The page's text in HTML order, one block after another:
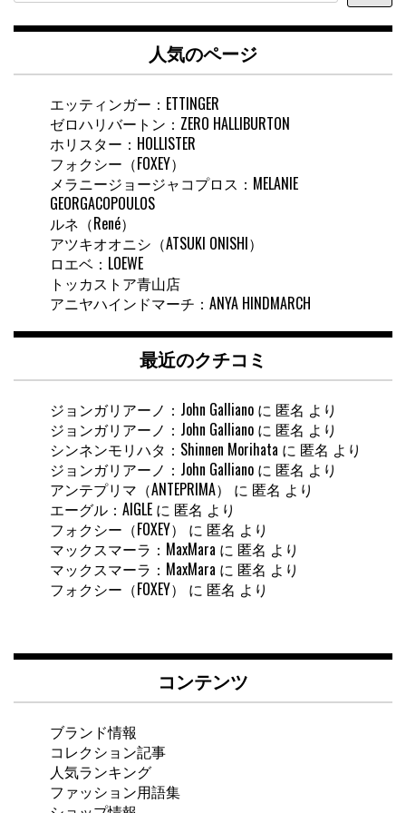
内
索
人気のページ
エッティンガー：ETTINGER
ゼロハリバートン：ZERO HALLIBURTON
ホリスター：HOLLISTER
フォクシー（FOXEY）
メラニージョージャコプロス：MELANIE
GEORGACOPOULOS
ルネ（René）
アツキオオニシ（ATSUKI ONISHI）
ロエベ：LOEWE
トッカストア青山店
アニヤハインドマーチ：ANYA HINDMARCH
最近のクチコミ
ジョンガリアーノ：John Galliano に 匿名 より
ジョンガリアーノ：John Galliano に 匿名 より
シンネンモリハタ：Shinnen Morihata に 匿名 より
ジョンガリアーノ：John Galliano に 匿名 より
アンテプリマ（ANTEPRIMA）
に 匿名 より
エーグル：AIGLE に 匿名 より
フォクシー（FOXEY）
に 匿名 より
マックスマーラ：MaxMara に 匿名 より
マックスマーラ：MaxMara に 匿名 より
フォクシー（FOXEY）
に 匿名 より
コンテンツ
ブランド情報
コレクション記事
人気ランキング
ファッション用語集